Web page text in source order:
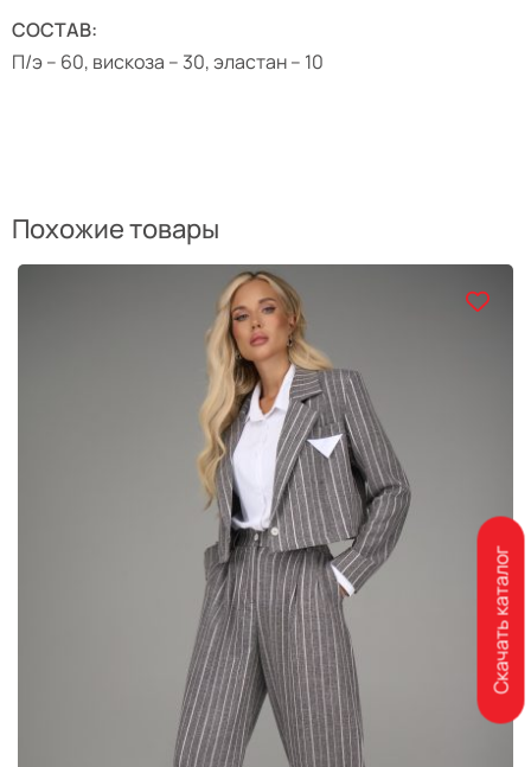
СОСТАВ:
П/э – 60, вискоза – 30, эластан – 10
Похожие товары
Скачать каталог